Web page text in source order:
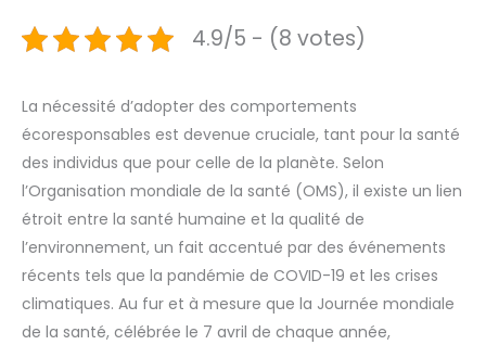
4.9/5 - (8 votes)
La nécessité d’adopter des comportements
écoresponsables est devenue cruciale, tant pour la santé
des individus que pour celle de la planète. Selon
l’Organisation mondiale de la santé (OMS), il existe un lien
étroit entre la santé humaine et la qualité de
l’environnement, un fait accentué par des événements
récents tels que la pandémie de COVID-19 et les crises
climatiques. Au fur et à mesure que la Journée mondiale
de la santé, célébrée le 7 avril de chaque année,